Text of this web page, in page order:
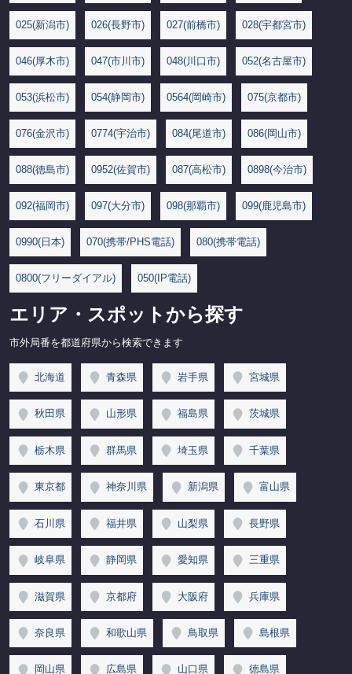
025(新潟市) 026(長野市) 027(前橋市) 028(宇都宮市)
046(厚木市) 047(市川市) 048(川口市) 052(名古屋市)
053(浜松市) 054(静岡市) 0564(岡崎市) 075(京都市)
076(金沢市) 0774(宇治市) 084(尾道市) 086(岡山市)
088(徳島市) 0952(佐賀市) 087(高松市) 0898(今治市)
092(福岡市) 097(大分市) 098(那覇市) 099(鹿児島市)
0990(日本) 070(携帯/PHS電話) 080(携帯電話)
0800(フリーダイアル) 050(IP電話)
エリア・スポットから探す
市外局番を都道府県から検索できます
北海道 青森県 岩手県 宮城県
秋田県 山形県 福島県 茨城県
栃木県 群馬県 埼玉県 千葉県
東京都 神奈川県 新潟県 富山県
石川県 福井県 山梨県 長野県
岐阜県 静岡県 愛知県 三重県
滋賀県 京都府 大阪府 兵庫県
奈良県 和歌山県 鳥取県 島根県
岡山県 広島県 山口県 徳島県